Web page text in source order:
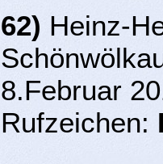
62) Heinz-
8.Februar
Rufzeichen: